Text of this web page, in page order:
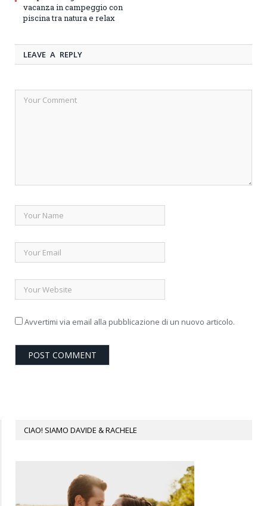
vacanza in campeggio con
piscina tra natura e relax
LEAVE A REPLY
Avvertimi via email alla pubblicazione di un nuovo articolo.
CIAO! SIAMO DAVIDE & RACHELE